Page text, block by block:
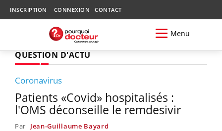
INSCRIPTION CONNEXION CONTACT
Menu
QUESTION D'ACTU
Coronavirus
Patients «Covid» hospitalisés :
l'OMS déconseille le remdesivir
Par Jean-Guillaume Bayard